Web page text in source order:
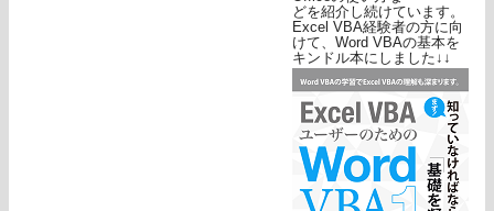
どを紹介し続けています。
Excel VBA経験者の方に向
けて、Word VBAの基本を
キンドル本にしました↓↓